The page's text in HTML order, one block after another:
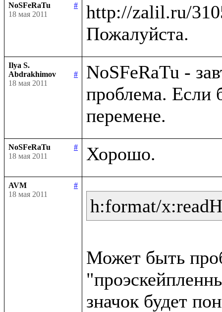
NoSFeRaTu
#
18 мая 2011
http://zalil.ru/
Ilya S.
Abdrakhimov
#
18 мая 2011
NoSFeRaTu -
проблема. Если
NoSFeRaTu
#
18 мая 2011
AVM
#
18 мая 2011
h:format/
Может быть
значок будет